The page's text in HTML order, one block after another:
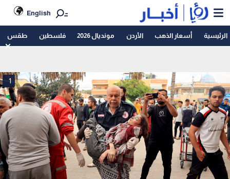
English
الرئيسية أسعار الذهب الأردن مونديال 2026 فلسطين طقس
1